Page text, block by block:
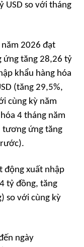
USD so với tháng
2026 đạt
ứng tăng 28,26 tỷ
khẩu hàng hóa
(tăng 29,5%,
cùng kỳ năm
4 tháng năm
tương ứng tăng
động xuất nhập
tỷ đồng, tăng
so với cùng kỳ
ngày